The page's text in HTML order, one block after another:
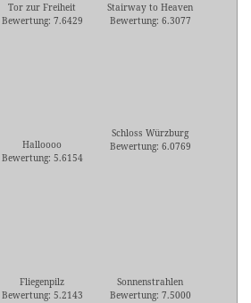
Tor zur Freiheit
Bewertung: 7.6429
Stairway to Heaven
Bewertung: 6.3077
Halloooo
Bewertung: 5.6154
Schloss Würzburg
Bewertung: 6.0769
Fliegenpilz
Bewertung: 5.2143
Sonnenstrahlen
Bewertung: 7.5000